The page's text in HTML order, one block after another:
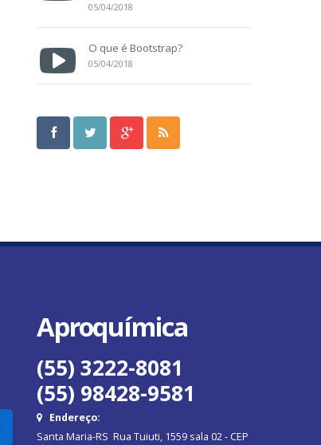
05/04/2018
O que é Bootstrap?
05/04/2018
Aproquímica
(55) 3222-8081
(55) 98428-9581
Endereço:
Santa Maria-RS Rua Tuiuti, 1559 sala 02 - CEP